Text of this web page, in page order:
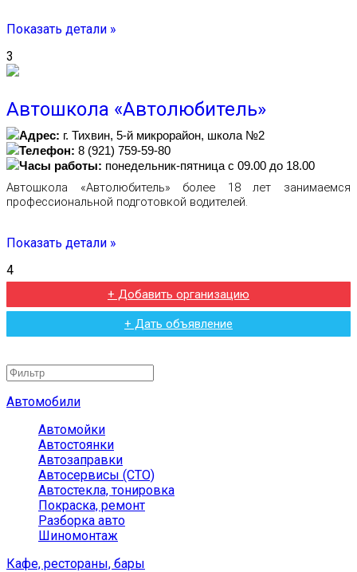
Показать детали »
3
Автошкола «Автолюбитель»
Адрес: г. Тихвин, 5-й микрорайон, школа №2
Телефон: 8 (921) 759-59-80
Часы работы: понедельник-пятница с 09.00 до 18.00
Автошкола «Автолюбитель» более 18 лет занимаемся
профессиональной подготовкой водителей.
Показать детали »
4
+ Добавить организацию
+ Дать объявление
Автомобили
Автомойки
Автостоянки
Автозаправки
Автосервисы (СТО)
Автостекла, тонировка
Покраска, ремонт
Разборка авто
Шиномонтаж
Кафе, рестораны, бары